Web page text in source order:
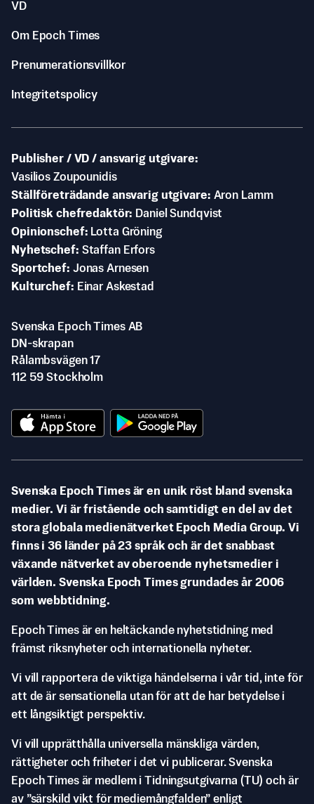
VD
Om Epoch Times
Prenumerationsvillkor
Integritetspolicy
Publisher / VD / ansvarig utgivare
Vasilios Zoupounidis
Ställföreträdande ansvarig utgivare Aron Lamm
Politisk chefredaktör
Daniel Sundqvist
Opinionschef
Lotta Gröning
Nyhetschef Staffan Erfors
Sportchef Jonas Arnesen
Kulturchef
Einar Askestad
Svenska Epoch Times AB
DN-skrapan
Rålambsvägen 17
112 59 Stockholm
Svenska Epoch Times är en unik röst bland svenska
medier. Vi är fristående och samtidigt en del av det
stora globala medienätverket Epoch Media Group. Vi
finns i 36 länder på 23 språk och är det snabbast
växande nätverket av oberoende nyhetsmedier i
världen. Svenska Epoch Times grundades år 2006
som webbtidning.
Epoch Times är en heltäckande nyhetstidning med
främst riksnyheter och internationella nyheter.
Vi vill rapportera de viktiga händelserna i vår tid, inte för
att de är sensationella utan för att de har betydelse i
ett långsiktigt perspektiv.
Vi vill upprätthålla universella mänskliga värden,
rättigheter och friheter i det vi publicerar. Svenska
Epoch Times är medlem i Tidningsutgivarna (TU) och är
av ”särskild vikt för mediemångfalden” enligt